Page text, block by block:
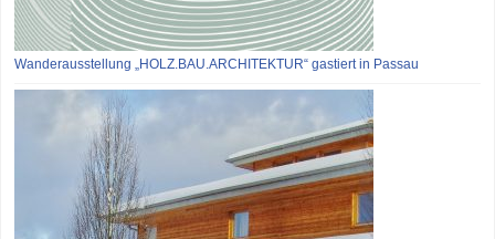
Wanderausstellung „HOLZ.BAU.ARCHITEKTUR“ gastiert in Passau